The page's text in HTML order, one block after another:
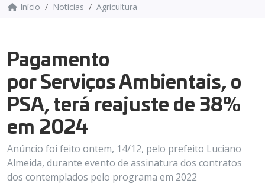
Início Notícias Agricultura
Pagamento
por Serviços Ambientais, o
PSA, terá reajuste de 38%
em 2024
Anúncio foi feito ontem, 14/12, pelo prefeito Luciano
Almeida, durante evento de assinatura dos contratos
dos contemplados pelo programa em 2022